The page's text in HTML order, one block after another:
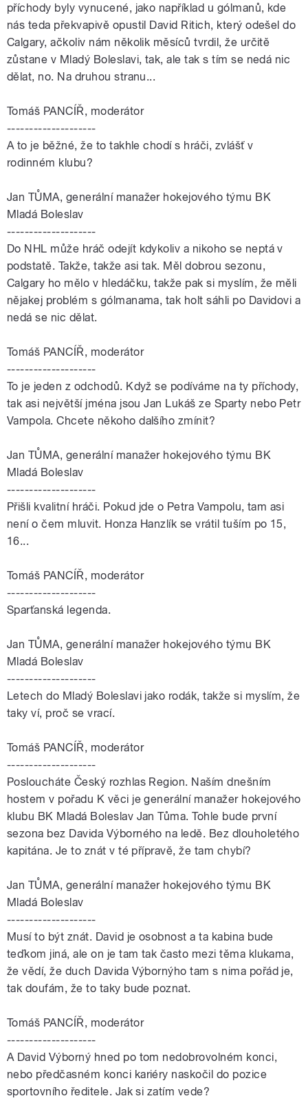
příchody byly vynucené, jako například u gólmanů, kde
nás teda překvapivě opustil David Ritich, který odešel do
Calgary, ačkoliv nám několik měsíců tvrdil, že určitě
zůstane v Mladý Boleslavi, tak, ale tak s tím se nedá nic
dělat, no. Na druhou stranu...
Tomáš PANCÍŘ, moderátor
--------------------
A to je běžné, že to takhle chodí s hráči, zvlášť v
rodinném klubu?
Jan TŮMA, generální manažer hokejového týmu BK
Mladá Boleslav
--------------------
Do NHL může hráč odejít kdykoliv a nikoho se neptá v
podstatě. Takže, takže asi tak. Měl dobrou sezonu,
Calgary ho mělo v hledáčku, takže pak si myslím, že měli
nějakej problém s gólmanama, tak holt sáhli po Davidovi a
nedá se nic dělat.
Tomáš PANCÍŘ, moderátor
--------------------
To je jeden z odchodů. Když se podíváme na ty příchody,
tak asi největší jména jsouJan Lukáš ze Sparty nebo Petr
Vampola. Chcete někoho dalšího zmínit?
Jan TŮMA, generální manažer hokejového týmu BK
Mladá Boleslav
--------------------
Přišli kvalitní hráči. Pokud jde o Petra Vampolu, tam asi
není o čem mluvit. Honza Hanzlík se vrátil tuším po 15,
16...
Tomáš PANCÍŘ, moderátor
--------------------
Sparťanská legenda.
Jan TŮMA, generální manažer hokejového týmu BK
Mladá Boleslav
--------------------
Letech do Mladý Boleslavi jako rodák, takže si myslím, že
taky ví, proč se vrací.
Tomáš PANCÍŘ, moderátor
--------------------
Posloucháte Český rozhlas Region. Naším dnešním
hostem v pořadu K věci je generální manažer hokejového
klubu BK Mladá Boleslav Jan Tůma. Tohle bude první
sezona bez Davida Výborného na ledě. Bez dlouholetého
kapitána. Je to znát v té přípravě, že tam chybí?
Jan TŮMA, generální manažer hokejového týmu BK
Mladá Boleslav
--------------------
Musí to být znát. David je osobnost a ta kabina bude
teďkom jiná, ale on je tam tak často mezi těma klukama,
že vědí, že duch Davida Výbornýho tam s nima pořád je,
tak doufám, že to taky bude poznat.
Tomáš PANCÍŘ, moderátor
--------------------
A David Výborný hned po tom nedobrovolném konci,
nebo předčasném konci kariéry naskočil do pozice
sportovního ředitele. Jak si zatím vede?